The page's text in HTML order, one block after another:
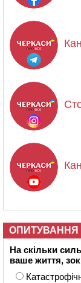
ОПИТУВАННЯ
На скільки
ваше життя,